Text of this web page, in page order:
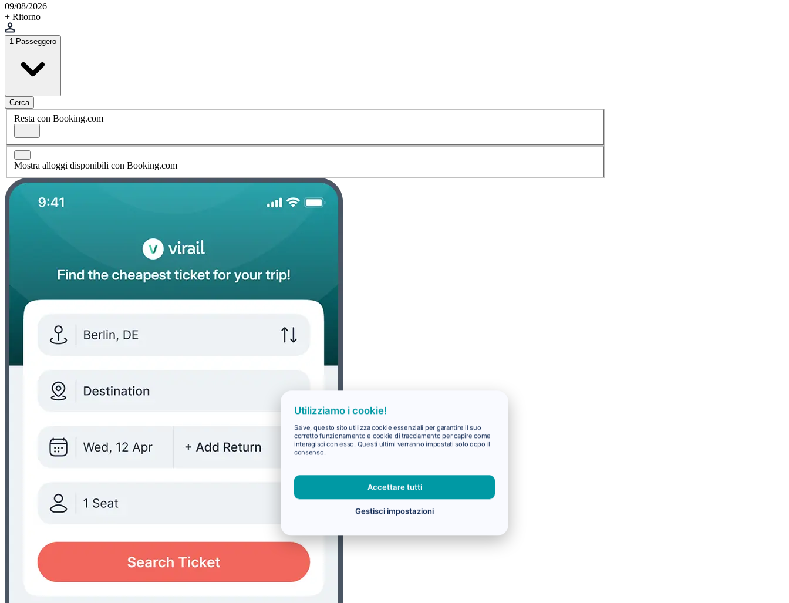
09/08/2026
+ Ritorno
1 Passeggero
Cerca
Resta con Booking.com
Mostra alloggi disponibili con Booking.com
Utilizziamo i cookie!
Salve, questo sito utilizza cookie essenziali per garantire il suo
corretto funzionamento e cookie di tracciamento per capire come
interagisci con esso. Questi ultimi verranno impostati solo dopo il
consenso.
Accettare tutti
Gestisci impostazioni